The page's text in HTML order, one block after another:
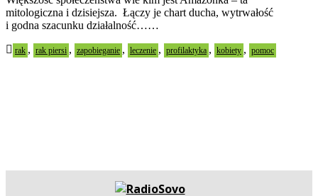
mitologiczna i dzisiejsza. Łączy je chart ducha, wytrwałość
i godna szacunku działalność……
rak , rak piersi , zapobieganie , leczenie , profilaktyka , kobiety , pomoc